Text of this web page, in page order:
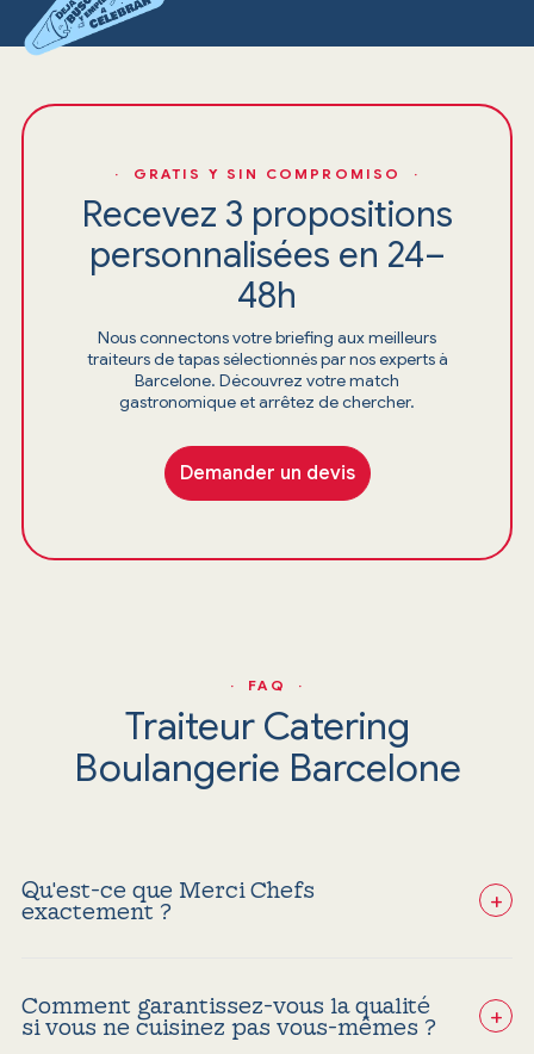
· GRATIS Y SIN COMPROMISO ·
Recevez 3 propositions
personnalisées en 24–
48h
Nous connectons votre briefing aux meilleurs
traiteurs de tapas sélectionnés par nos experts à
Barcelone. Découvrez votre match
gastronomique et arrêtez de chercher.
Demander un devis
· FAQ ·
Traiteur Catering
Boulangerie Barcelone
‍Qu'est-ce que Merci Chefs
exactement ?
+
mettre en relation avec des événements d'entreprise
en quête d'excellence, sans risque.
Comment garantissez-vous la qualité
si vous ne cuisinez pas vous-mêmes ?
+